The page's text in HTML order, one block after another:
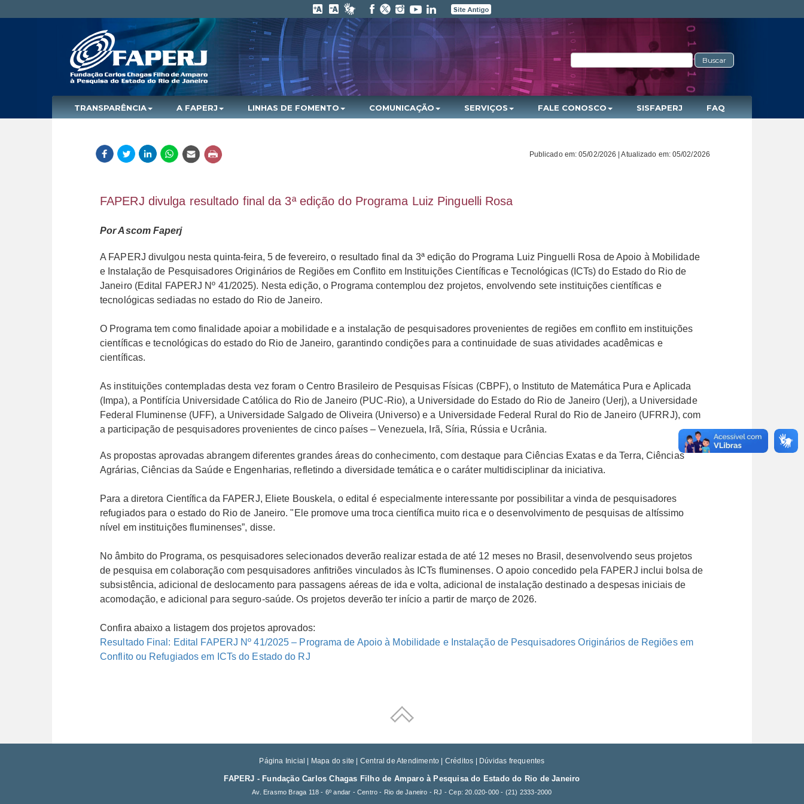
Buscar
TRANSPARÊNCIA A FAPERJ LINHAS DE FOMENTO COMUNICAÇÃO SERVIÇOS FALE CONOSCO SISFAPERJ FAQ
Publicado em: 05/02/2026 | Atualizado em: 05/02/2026
FAPERJ divulga resultado final da 3ª edição do Programa Luiz Pinguelli Rosa
Por Ascom Faperj
A FAPERJ divulgou nesta quinta-feira, 5 de fevereiro, o resultado final da 3ª edição do Programa Luiz Pinguelli Rosa de Apoio à Mobilidade
e Instalação de Pesquisadores Originários de Regiões em Conflito em Instituições Científicas e Tecnológicas (ICTs) do Estado do Rio de
Janeiro (Edital FAPERJ Nº 41/2025). Nesta edição, o Programa contemplou dez projetos, envolvendo sete instituições científicas e
tecnológicas sediadas no estado do Rio de Janeiro.
O Programa tem como finalidade apoiar a mobilidade e a instalação de pesquisadores provenientes de regiões em conflito em instituições
científicas e tecnológicas do estado do Rio de Janeiro, garantindo condições para a continuidade de suas atividades acadêmicas e
científicas.
As instituições contempladas desta vez foram o Centro Brasileiro de Pesquisas Físicas (CBPF), o Instituto de Matemática Pura e Aplicada
(Impa), a Pontifícia Universidade Católica do Rio de Janeiro (PUC-Rio), a Universidade do Estado do Rio de Janeiro (Uerj), a Universidade
Federal Fluminense (UFF), a Universidade Salgado de Oliveira (Universo) e a Universidade Federal Rural do Rio de Janeiro (UFRRJ), com
a participação de pesquisadores provenientes de cinco países – Venezuela, Irã, Síria, Rússia e Ucrânia.
As propostas aprovadas abrangem diferentes grandes áreas do conhecimento, com destaque para Ciências Exatas e da Terra, Ciências
Agrárias, Ciências da Saúde e Engenharias, refletindo a diversidade temática e o caráter multidisciplinar da iniciativa.
Para a diretora Científica da FAPERJ, Eliete Bouskela, o edital é especialmente interessante por possibilitar a vinda de pesquisadores
refugiados para o estado do Rio de Janeiro. "Ele promove uma troca científica muito rica e o desenvolvimento de pesquisas de altíssimo
nível em instituições fluminenses”, disse.
No âmbito do Programa, os pesquisadores selecionados deverão realizar estada de até 12 meses no Brasil, desenvolvendo seus projetos
de pesquisa em colaboração com pesquisadores anfitriões vinculados às ICTs fluminenses. O apoio concedido pela FAPERJ inclui bolsa de
subsistência, adicional de deslocamento para passagens aéreas de ida e volta, adicional de instalação destinado a despesas iniciais de
acomodação, e adicional para seguro-saúde. Os projetos deverão ter início a partir de março de 2026.
Confira abaixo a listagem dos projetos aprovados:
Resultado Final: Edital FAPERJ Nº 41/2025 – Programa de Apoio à Mobilidade e Instalação de Pesquisadores Originários de Regiões em
Conflito ou Refugiados em ICTs do Estado do RJ
Página Inicial Mapa do site Central de Atendimento Créditos Dúvidas frequentes
FAPERJ - Fundação Carlos Chagas Filho de Amparo à Pesquisa do Estado do Rio de Janeiro
Av. Erasmo Braga 118 - 6º andar - Centro - Rio de Janeiro - RJ - Cep: 20.020-000 - (21) 2333-2000